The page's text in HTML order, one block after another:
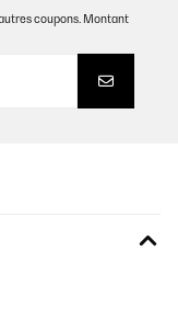
AVIS VÉRIFIÉ
une heure environ...
hacer los cubitos
coupons. Montant